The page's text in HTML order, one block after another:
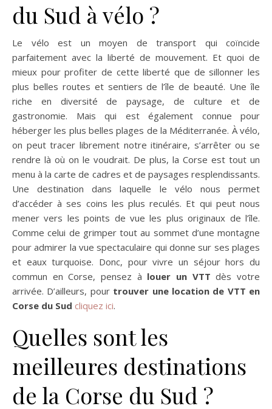
du Sud à vélo ?
Le vélo est un moyen de transport qui coïncide
parfaitement avec la liberté de mouvement. Et quoi de
mieux pour profiter de cette liberté que de sillonner les
plus belles routes et sentiers de l’île de beauté. Une île
riche en diversité de paysage, de culture et de
gastronomie. Mais qui est également connue pour
héberger les plus belles plages de la Méditerranée. À vélo,
on peut tracer librement notre itinéraire, s’arrêter ou se
rendre là où on le voudrait. De plus, la Corse est tout un
menu à la carte de cadres et de paysages resplendissants.
Une destination dans laquelle le vélo nous permet
d’accéder à ses coins les plus reculés. Et qui peut nous
mener vers les points de vue les plus originaux de l’île.
Comme celui de grimper tout au sommet d’une montagne
pour admirer la vue spectaculaire qui donne sur ses plages
et eaux turquoise. Donc, pour vivre un séjour hors du
commun en Corse, pensez à louer un VTT dès votre
arrivée. D’ailleurs, pour trouver une location de VTT en
Corse du Sud cliquez ici.
Quelles sont les
meilleures destinations
de la Corse du Sud ?